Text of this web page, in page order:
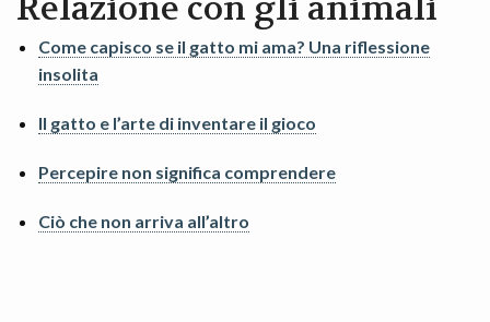
Come capisco se il gatto mi ama? Una riflessione
insolita
Il gatto e l’arte di inventare il gioco
Percepire non significa comprendere
Ciò che non arriva all’altro